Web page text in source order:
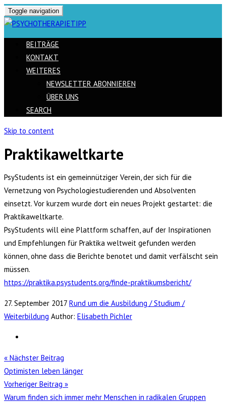
Toggle navigation
BEITRÄGE
KONTAKT
WEITERES
NEWSLETTER ABONNIEREN
ÜBER UNS
SEARCH
Skip to content
Praktikaweltkarte
PsyStudents ist ein gemeinnütziger Verein, der sich für die
Vernetzung von Psychologiestudierenden und Absolventen
einsetzt. Vor kurzem wurde dort ein neues Projekt gestartet: die
Praktikaweltkarte.
PsyStudents will eine Plattform schaffen, auf der Inspirationen
und Empfehlungen für Praktika weltweit gefunden werden
können, ohne dass die Berichte benotet und damit verfälscht sein
müssen.
https://praktika.psystudents.org/finde-praktikumsbericht/
27. September 2017 Rund um die Ausbildung / Studium /
Weiterbildung Author: Elisabeth Pichler
« Nächster Beitrag
Optimisten leben länger
Vorheriger Beitrag »
Warum finden sich immer mehr Menschen in radikalen Gruppen